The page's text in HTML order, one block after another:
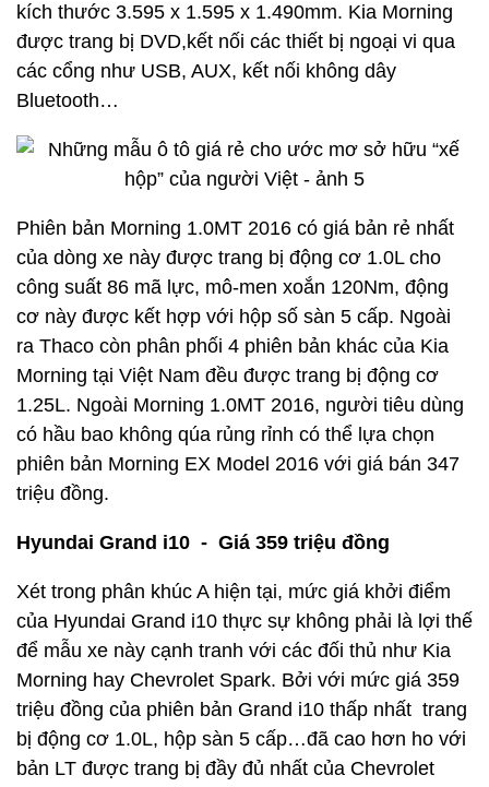
kích thước 3.595 x 1.595 x 1.490mm. Kia Morning
được trang bị DVD,kết nối các thiết bị ngoại vi qua
các cổng như USB, AUX, kết nối không dây
Bluetooth…
Phiên bản Morning 1.0MT 2016 có giá bản rẻ nhất
của dòng xe này được trang bị động cơ 1.0L cho
công suất 86 mã lực, mô-men xoắn 120Nm, động
cơ này được kết hợp với hộp số sàn 5 cấp. Ngoài
ra Thaco còn phân phối 4 phiên bản khác của Kia
Morning tại Việt Nam đều được trang bị động cơ
1.25L. Ngoài Morning 1.0MT 2016, người tiêu dùng
có hầu bao không qúa rủng rỉnh có thể lựa chọn
phiên bản Morning EX Model 2016 với giá bán 347
triệu đồng.
Hyundai Grand i10 - Giá 359 triệu đồng
Xét trong phân khúc A hiện tại, mức giá khởi điểm
của Hyundai Grand i10 thực sự không phải là lợi thế
để mẫu xe này cạnh tranh với các đối thủ như Kia
Morning hay Chevrolet Spark. Bởi với mức giá 359
triệu đồng của phiên bản Grand i10 thấp nhất trang
bị động cơ 1.0L, hộp sàn 5 cấp…đã cao hơn ho với
bản LT được trang bị đầy đủ nhất của Chevrolet